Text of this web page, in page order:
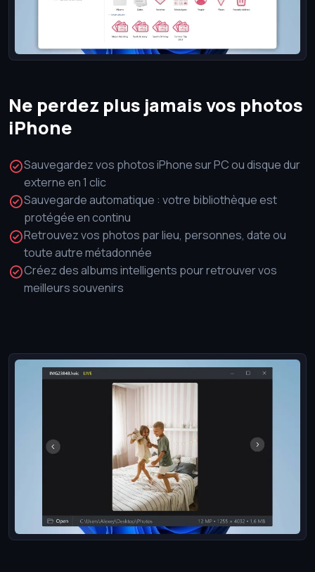
Ne perdez plus jamais vos photos
iPhone
Sauvegardez vos photos iPhone sur PC ou disque dur
externe en 1 clic
Sauvegarde automatique : votre bibliothèque est
protégée en continu
Retrouvez vos photos par lieu, personnes, date ou
toute autre métadonnée
Créez des albums intelligents pour retrouver vos
meilleurs souvenirs